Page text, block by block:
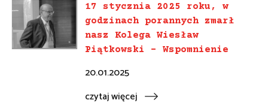
17 stycznia 2025 roku, w
godzinach porannych zmarł
nasz Kolega Wiesław
Piątkowski – Wspomnienie
20.01.2025
czytaj więcej